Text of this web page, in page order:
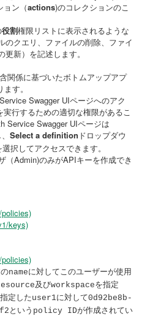
ョン（actions)のコレクションのこ
役割権限リストに表示されるような
のクエリ、ファイルの削除、ファイ
新）を記述します。
関係に基づいたボトムアップアプ
す。
Swagger UIページへのアク
行するための適切な権限があるこ
Service Swagger UIページは
Select a definition ドロップダウ
択してアクセスできます。
（Admin)のみがAPIキーを作成でき
keys)
nameに対してこのユーザーが使用
及びworkspaceを指定
定したuser1に対して0d92be8b-
という policy IDが作成されてい